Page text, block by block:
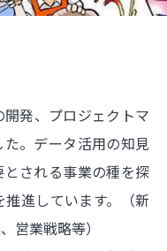
発、プロジェクトマ
。データ活用の知見
される事業の種を探
進しています。（新
営業戦略等）